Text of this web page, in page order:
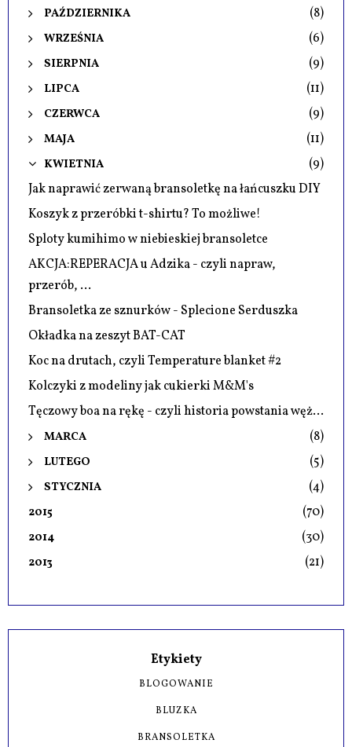
PAŹDZIERNIKA (8)
WRZEŚNIA (6)
SIERPNIA (9)
LIPCA (11)
CZERWCA (9)
MAJA (11)
KWIETNIA
(9)
Jak naprawić zerwaną bransoletkę na łańcuszku DIY
Koszyk z przeróbki t-shirtu? To możliwe!
Sploty kumihimo w niebieskiej bransoletce
AKCJA:REPERACJA u Adzika - czyli napraw,
przerób, ...
Bransoletka ze sznurków - Splecione Serduszka
Okładka na zeszyt BAT-CAT
Koc na drutach, czyli Temperature blanket #2
Kolczyki z modeliny jak cukierki M&M's
Tęczowy boa na rękę - czyli historia powstania węż...
MARCA (8)
LUTEGO (5)
STYCZNIA (4)
2015 (70)
2014 (30)
2013 (21)
Etykiety
BLOGOWANIE
BLUZKA
BRANSOLETKA